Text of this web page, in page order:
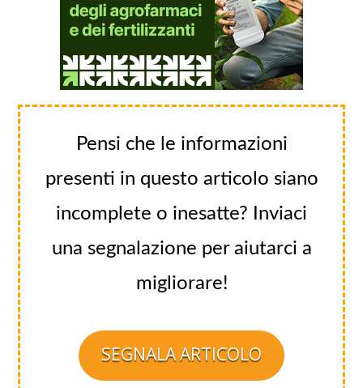
Pensi che le informazioni
presenti in questo articolo siano
incomplete o inesatte? Inviaci
una segnalazione per aiutarci a
migliorare!
SEGNALA ARTICOLO